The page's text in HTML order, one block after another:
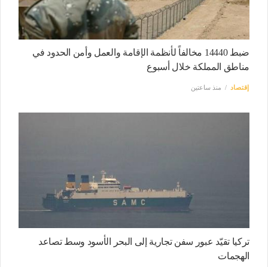
ضبط 14440 مخالفاً لأنظمة الإقامة والعمل وأمن الحدود في
مناطق المملكة خلال أسبوع
إقتصاد منذ ساعتين
تركيا تقيّد عبور سفن تجارية إلى البحر الأسود وسط تصاعد
الهجمات